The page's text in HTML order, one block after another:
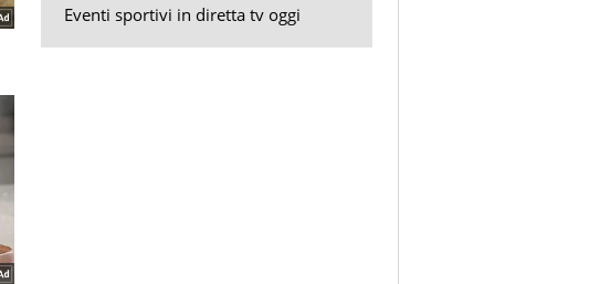
Eventi sportivi in diretta tv oggi